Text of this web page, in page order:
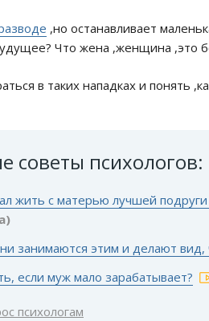
,но останавливает
Что жена ,женщина ,это
в таких нападках и понять
советы психологов:
жить с матерью лучшей
занимаются этим и делают вид,
если муж мало зарабатывает?
психологам